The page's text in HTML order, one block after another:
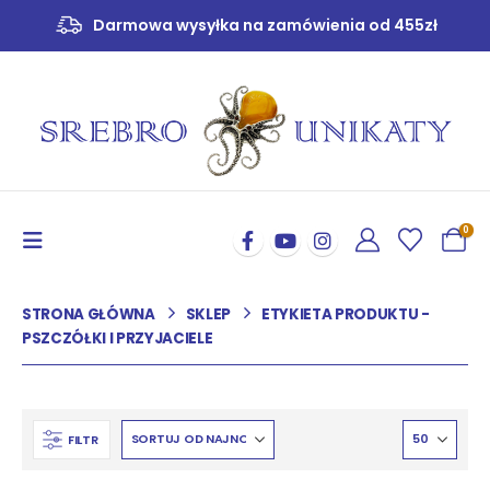
Darmowa wysyłka na zamówienia od 455zł
0
STRONA GŁÓWNA SKLEP
ETYKIETA PRODUKTU -
PSZCZÓŁKI I PRZYJACIELE
FILTR